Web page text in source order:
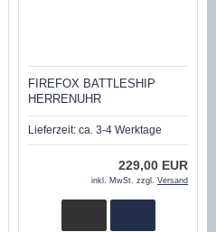
FIREFOX BATTLESHIP
HERRENUHR
CHRONOGRAPH FFS22-110
SCHWARZ/BEIGE
Lieferzeit: ca. 3-4 Werktage
229,00 EUR
inkl. MwSt. zzgl. Versand